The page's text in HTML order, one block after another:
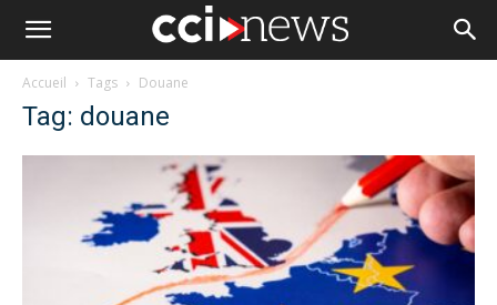
Accueil Tags Douane
Tag: douane